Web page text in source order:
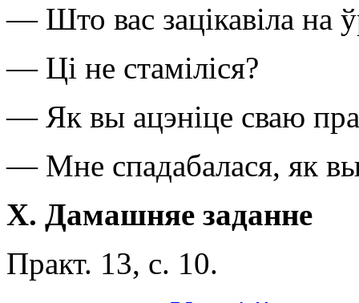
— Што вас зацікавіла на
— Ці не стаміліся?
— Як вы ацэніце сваю
— Мне спадабалася, як вы
X. Дамашняе заданне
Практ. 13, с. 10.